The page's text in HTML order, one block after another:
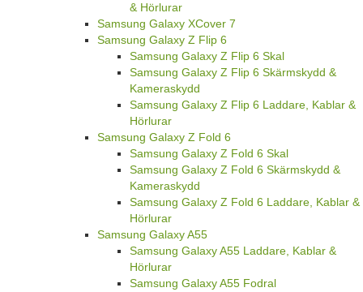
& Hörlurar
Samsung Galaxy XCover 7
Samsung Galaxy Z Flip 6
Samsung Galaxy Z Flip 6 Skal
Samsung Galaxy Z Flip 6 Skärmskydd &
Kameraskydd
Samsung Galaxy Z Flip 6 Laddare, Kablar &
Hörlurar
Samsung Galaxy Z Fold 6
Samsung Galaxy Z Fold 6 Skal
Samsung Galaxy Z Fold 6 Skärmskydd &
Kameraskydd
Samsung Galaxy Z Fold 6 Laddare, Kablar &
Hörlurar
Samsung Galaxy A55
Samsung Galaxy A55 Laddare, Kablar &
Hörlurar
Samsung Galaxy A55 Fodral